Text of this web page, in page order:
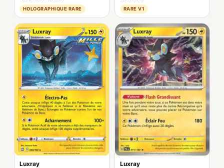
HOLOGRAPHIQUE RARE RARE V1
Luxray Luxray